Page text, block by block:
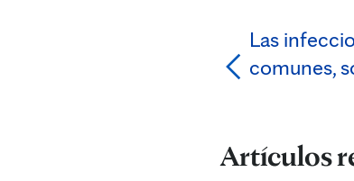
Las
comunes,
Artículos